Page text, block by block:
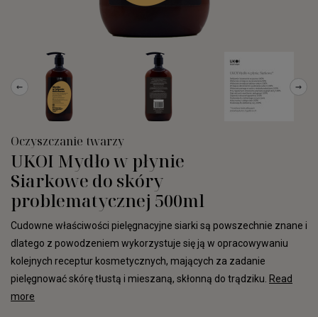
← →
Oczyszczanie twarzy
UKOI Mydło w płynie
Siarkowe do skóry
problematycznej 500ml
Cudowne właściwości pielęgnacyjne siarki są powszechnie znane i
dlatego z powodzeniem wykorzystuje się ją w opracowywaniu
kolejnych receptur kosmetycznych, mających za zadanie
pielęgnować skórę tłustą i mieszaną, skłonną do trądziku. Read
more